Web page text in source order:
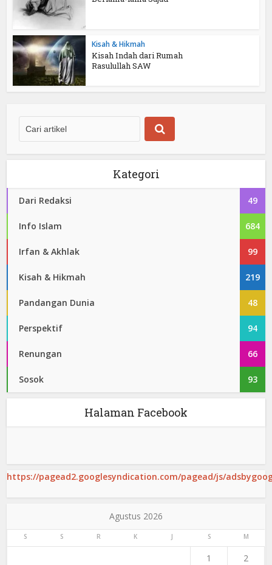
Kisah & Hikmah
Kisah Indah dari Rumah
Rasulullah SAW
Kategori
Dari Redaksi 49
Info Islam 684
Irfan & Akhlak 99
Kisah & Hikmah 219
Pandangan Dunia 48
Perspektif 94
Renungan 66
Sosok 93
Halaman Facebook
https://pagead2.googlesyndication.com/pagead/js/
Agustus 2026
S S R K J S M
1 2